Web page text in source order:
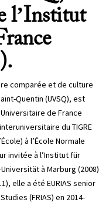
l’Institut
comparée et de culture
Quentin (UVSQ), est
de France
du TIGRE
à l’École Normale
invitée à l’Institut für
à Marburg (2008)
elle a été EURIAS senior
(FRIAS) en 2014-